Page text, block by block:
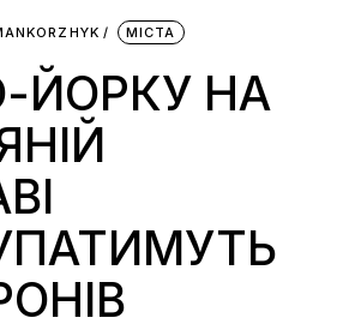
МІСТА
ЙОРКУ НА